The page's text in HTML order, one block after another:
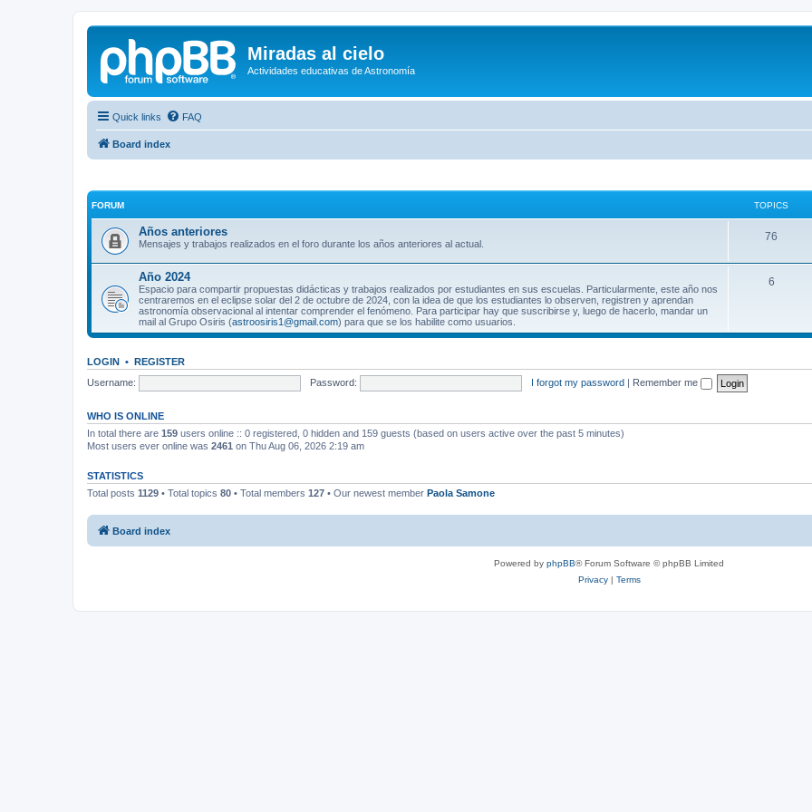
Miradas al cielo
Actividades educativas de Astronomía
Quick links FAQ
Board index
FORUM TOPICS
Años anteriores
Mensajes y trabajos realizados en el foro durante los años anteriores al actual.
76
Año 2024
Espacio para compartir propuestas didácticas y trabajos realizados por estudiantes en sus escuelas. Particularmente, este año nos
centraremos en el eclipse solar del 2 de octubre de 2024, con la idea de que los estudiantes lo observen, registren y aprendan
astronomía observacional al intentar comprender el fenómeno. Para participar hay que suscribirse y, luego de hacerlo, mandar un
mail al Grupo Osiris (astroosiris1@gmail.com) para que se los habilite como usuarios.
6
LOGIN • REGISTER
Username:
Password: I forgot my password | Remember me
WHO IS ONLINE
In total there are 159 users online :: 0 registered, 0 hidden and 159 guests (based on users active over the past 5 minutes)
Most users ever online was 2461 on Thu Aug 06, 2026 2:19 am
STATISTICS
Total posts 1129 • Total topics 80 • Total members 127 • Our newest member Paola Samone
Board index
Powered by phpBB® Forum Software © phpBB Limited
Privacy| Terms